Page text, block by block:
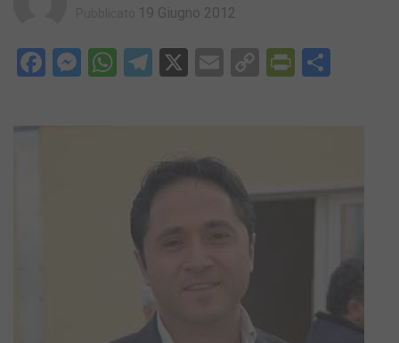
19 Giugno 2012
Facebook
Messenger
WhatsApp
Telegram
X EmailCopy